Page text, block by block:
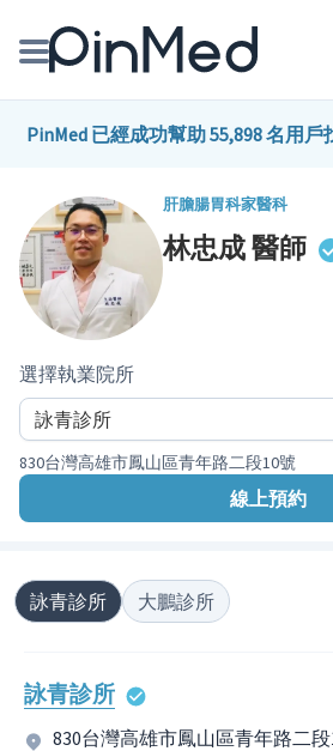
線上預約醫師、院所
醫師專欄專訪
健康主題館
PinMed 已經成功幫助 55,898 名用
肝膽腸胃科家醫科
林忠成醫師
選擇執業院所
830台灣高雄市鳳山區青年路二段10號
線上預約
詠青診所 大鵬診所
詠青診所
830台灣高雄市鳳山區青年路二段